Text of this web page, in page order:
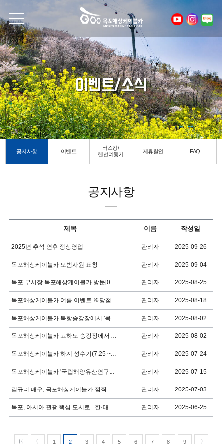
이벤트/소식
공지사항 이벤트
버스킹/
랜선여행기
제휴할인 FAQ
공지사항
제목 이름 작성일
2025년 추석 연휴 정상영업 관리자 2025-09-26
목포해상케이블카 모범사원 표창 관리자 2025-09-04
목포 부시장 목포해상케이블카 방문[08.21 / 안전관리 현황 점검과 현장 확인] 관리자 2025-08-25
목포해상케이블카 여름 이벤트 ※당첨지급 안내※ 관리자 2025-08-18
목포해상케이블카 북항승강장에서 '목포청소년 낭만 예술제' 회화작품전시 열린다 관리자 2025-08-02
목포해상케이블카 고하도 승강장에서 ‘거북선·판옥선’ 모형 만난다 관리자 2025-08-02
목포해상케이블카 하계 성수기(7.25 ~ 8.17) 1시간 연장 운영. 관리자 2025-07-24
목포해상케이블카 '국립해양유산연구소' 와 업무협약(mou) 체결 관리자 2025-07-15
김규리 배우, 목포해상케이블카 깜짝 방문과 유달산 산책 관리자 2025-07-03
목포, 아시아 관광 핵심 도시로.. 한·대만 관광교류, 목포해상케이블카 방문 관리자 2025-06-25
1 2 3 4 5 6 7 8 9